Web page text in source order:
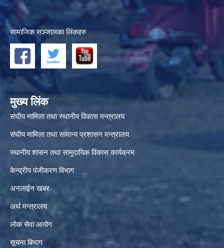
सामाजिक सञ्जालका लिंकहरु
मुख्य लिंक
संघीय मामिला तथा स्थानीय विकास मन्त्रालय
संघीय मामिला तथा सामान्य प्रशासन मन्त्रालय
स्थानीय शासन तथा सामुदायिक विकास कार्यक्रम
केन्द्रीय पंजीकरण विभाग
अनलाईन खबर
अर्थ मन्त्रालय
लोक सेवा आयोग
सूचना बिभाग